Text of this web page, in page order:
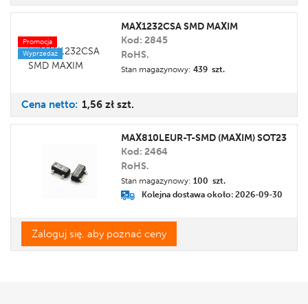
Promocja
Wyprzedaż
MAX1232CSA SMD MAXIM
Kod: 2845
RoHS.
Stan magazynowy: 439 szt.
Cena netto: 1,56 zł szt.
MAX810LEUR-T-SMD (MAXIM) SOT23
Kod: 2464
RoHS.
Kolejna dostawa około: 2026-09-30
Stan magazynowy: 100 szt.
Zaloguj się, aby poznać ceny